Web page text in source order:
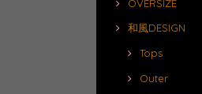
OVERSIZE
和風DESIGN
Tops
Outer